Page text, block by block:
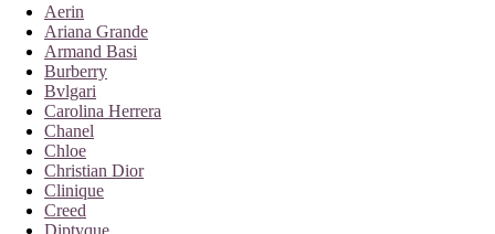
Aerin
Ariana Grande
Armand Basi
Burberry
Bvlgari
Carolina Herrera
Chanel
Chloe
Christian Dior
Clinique
Creed
Diptyque